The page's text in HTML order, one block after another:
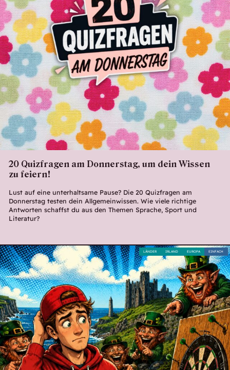
20 Quizfragen am Donnerstag, um dein Wissen
zu feiern!
Lust auf eine unterhaltsame Pause? Die 20 Quizfragen am
Donnerstag testen dein Allgemeinwissen. Wie viele richtige
Antworten schaffst du aus den Themen Sprache, Sport und
Literatur?
EINFACH
EUROPA
IRLAND
LÄNDER